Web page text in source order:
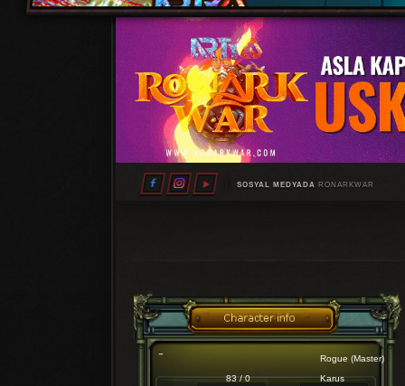
SOSYAL MEDYADA RONARKWAR
Rogue (Master)
83 / 0
Karus